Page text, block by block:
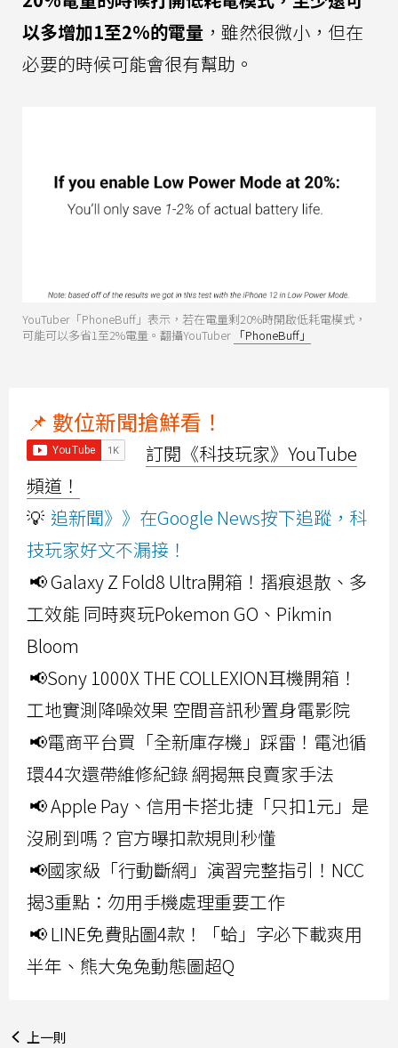
以多增加1至2%的電量 ，雖然很微小，但在
必要的時候可能會很有幫助。
YouTuber「PhoneBuff」表示，若在電量剩20%時開啟低耗電模式，
可能可以多省1至2%電量。翻攝YouTuber 「PhoneBuff」
📌 數位新聞搶鮮看！
訂閱《科技玩家》YouTube
頻道！
💡 追新聞》》在Google News按下追蹤，科
技玩家好文不漏接！
📢 Galaxy Z Fold8 Ultra開箱！摺痕退散、多
工效能 同時爽玩Pokemon GO、Pikmin
Bloom
📢Sony 1000X THE COLLEXION耳機開箱！
工地實測降噪效果 空間音訊秒置身電影院
📢電商平台買「全新庫存機」踩雷！電池循
環44次還帶維修紀錄 網揭無良賣家手法
📢 Apple Pay、信用卡搭北捷「只扣1元」是
沒刷到嗎？官方曝扣款規則秒懂
📢國家級「行動斷網」演習完整指引！NCC
揭3重點：勿用手機處理重要工作
📢 LINE免費貼圖4款！「蛤」字必下載爽用
半年、熊大兔兔動態圖超Q
上一則